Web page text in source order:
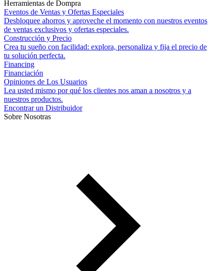
Herramientas de Dompra
Eventos de Ventas y Ofertas Especiales
Desbloquee ahorros y aproveche el momento con nuestros eventos
de ventas exclusivos y ofertas especiales.
Construcción y Precio
Crea tu sueño con facilidad: explora, personaliza y fija el precio de
tu solución perfecta.
Financing
Financiación
Opiniones de Los Usuarios
Lea usted mismo por qué los clientes nos aman a nosotros y a
nuestros productos.
Encontrar un Distribuidor
Sobre Nosotras